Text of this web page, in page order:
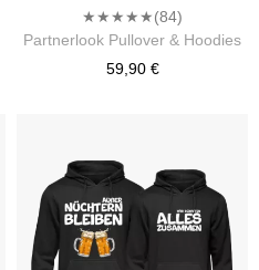
★★★★★(84)
Partnerlook Pullover & Hoodies
59,90 €